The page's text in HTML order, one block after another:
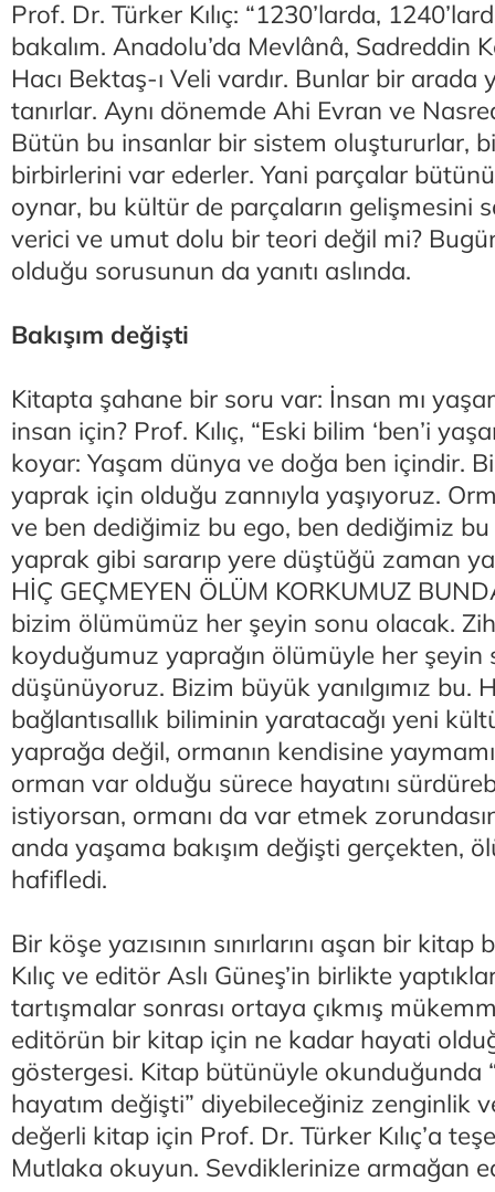
Prof. Dr. Türker Kılıç: “1230’larda,
bakalım. Anadolu’da Mevlânâ, Sadreddin
Hacı Bektaş-ı Veli vardır. Bunlar bir arada
tanırlar. Aynı dönemde Ahi Evran ve
Bütün bu insanlar bir sistem oluştururlar,
birbirlerini var ederler. Yani parçalar
oynar, bu kültür de parçaların gelişmesini
verici ve umut dolu bir teori değil mi?
olduğu sorusunun da yanıtı aslında.
Bakışım değişti
Kitapta şahane bir soru var: İnsan mı
insan için? Prof. Kılıç, “Eski bilim ‘ben’i
koyar: Yaşam dünya ve doğa ben içindir.
yaprak için olduğu zannıyla yaşıyoruz.
ve ben dediğimiz bu ego, ben dediğimiz bu
yaprak gibi sararıp yere düştüğü zaman
HİÇ GEÇMEYEN ÖLÜM KORKUMUZ
bizim ölümümüz her şeyin sonu olacak.
koyduğumuz yaprağın ölümüyle her şeyin
düşünüyoruz. Bizim büyük yanılgımız bu.
bağlantısallık biliminin yaratacağı yeni
yaprağa değil, ormanın kendisine
orman var olduğu sürece hayatını
istiyorsan, ormanı da var etmek
anda yaşama bakışım değişti gerçekten,
hafifledi.
Bir köşe yazısının sınırlarını aşan bir
Kılıç ve editör Aslı Güneş’in birlikte
tartışmalar sonrası ortaya çıkmış
editörün bir kitap için ne kadar hayati
göstergesi. Kitap bütünüyle okunduğunda
hayatım değişti” diyebileceğiniz zenginlik
değerli kitap için Prof. Dr. Türker Kılıç’a
Mutlaka okuyun. Sevdiklerinize armağan